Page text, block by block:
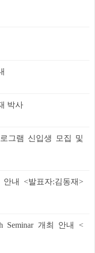
박사
그램 신입생 모집 및
내 <발표자:김동재>
Seminar 개최 안내 <